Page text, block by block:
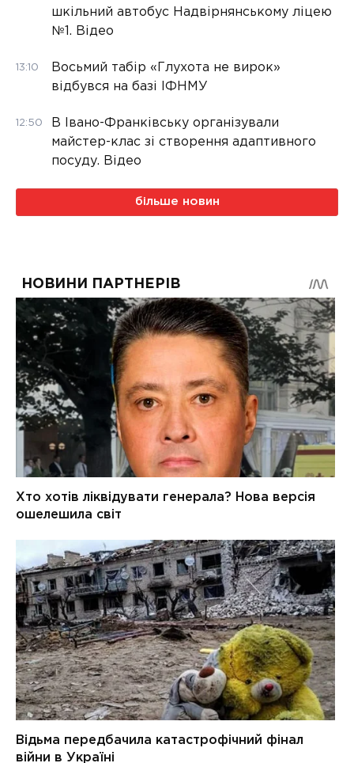
шкільний автобус Надвірнянському ліцею
№1. Відео
13:10
Восьмий табір «Глухота не вирок»
відбувся на базі ІФНМУ
12:50
В Івано-Франківську організували
майстер-клас зі створення адаптивного
посуду. Відео
більше новин